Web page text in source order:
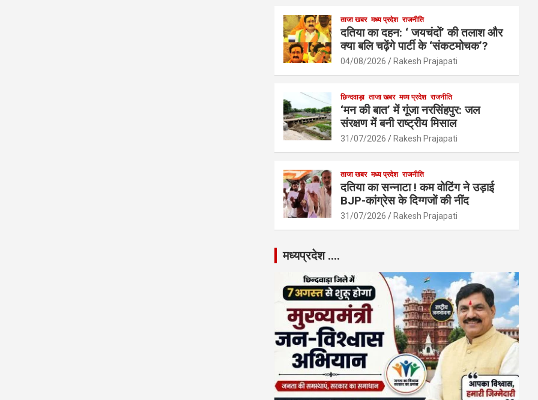
ताजा खबर मध्य प्रदेश राजनीति
दतिया का दहन: ‘ जयचंदों’ की तलाश और
क्या बलि चढ़ेंगे पार्टी के ‘संकटमोचक’?
04/08/2026 Rakesh Prajapati
छिन्दवाड़ा ताजा खबर मध्य प्रदेश राजनीति
‘मन की बात’ में गूंजा नरसिंहपुर: जल
संरक्षण में बनी राष्ट्रीय मिसाल
31/07/2026 Rakesh Prajapati
ताजा खबर मध्य प्रदेश राजनीति
दतिया का सन्नाटा ! कम वोटिंग ने उड़ाई
BJP-कांग्रेस के दिग्गजों की नींद
31/07/2026 Rakesh Prajapati
मध्यप्रदेश ….